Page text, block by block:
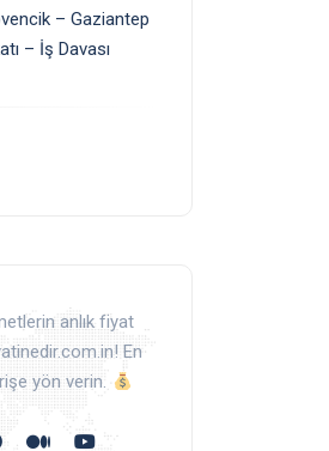
– Gaziantep
– İş Davası
anlık fiyat
En
yön verin.